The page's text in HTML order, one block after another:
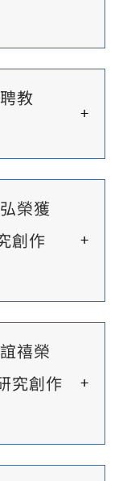
教
榮獲
創作
禧榮
究創作